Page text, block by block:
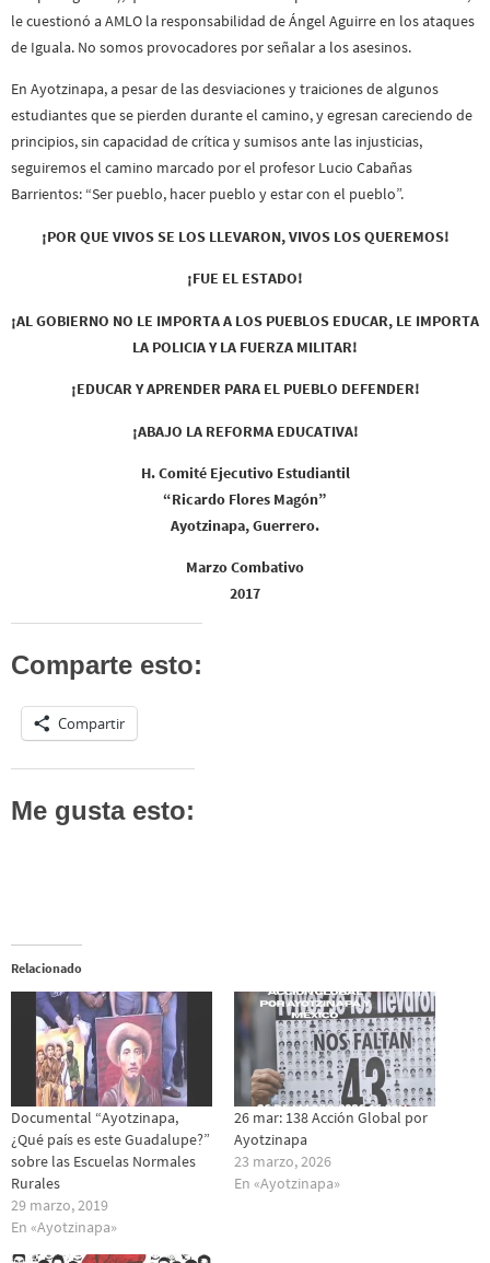
le cuestionó a AMLO la responsabilidad de Ángel Aguirre en los ataques
de Iguala. No somos provocadores por señalar a los asesinos.
En Ayotzinapa, a pesar de las desviaciones y traiciones de algunos
estudiantes que se pierden durante el camino, y egresan careciendo de
principios, sin capacidad de crítica y sumisos ante las injusticias,
seguiremos el camino marcado por el profesor Lucio Cabañas
Barrientos: “Ser pueblo, hacer pueblo y estar con el pueblo”.
¡POR QUE VIVOS SE LOS LLEVARON, VIVOS LOS QUEREMOS!
¡FUE EL ESTADO!
¡AL GOBIERNO NO LE IMPORTA A LOS PUEBLOS EDUCAR, LE IMPORTA
LA POLICIA Y LA FUERZA MILITAR!
¡EDUCAR Y APRENDER PARA EL PUEBLO DEFENDER!
¡ABAJO LA REFORMA EDUCATIVA!
H. Comité Ejecutivo Estudiantil
“Ricardo Flores Magón”
Ayotzinapa, Guerrero.
Marzo Combativo
2017
Comparte esto:
Compartir
Me gusta esto:
Relacionado
Documental “Ayotzinapa,
¿Qué país es este Guadalupe?”
sobre las Escuelas Normales
Rurales
29 marzo, 2019
En «Ayotzinapa»
26 mar: 138 Acción Global por
Ayotzinapa
23 marzo, 2026
En «Ayotzinapa»